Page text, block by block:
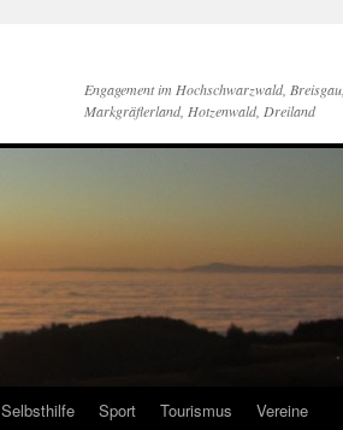
Engagement im Hochschwarzwald, Breisgau,
Markgräflerland, Hotzenwald, Dreiland
Selbsthilfe Sport Tourismus Vereine